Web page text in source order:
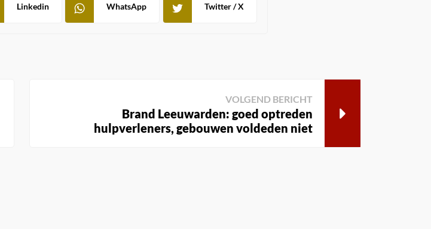
Twitter / X
Linkedin WhatsApp
VOLGEND BERICHT
Brand Leeuwarden: goed optreden
hulpverleners, gebouwen voldeden niet